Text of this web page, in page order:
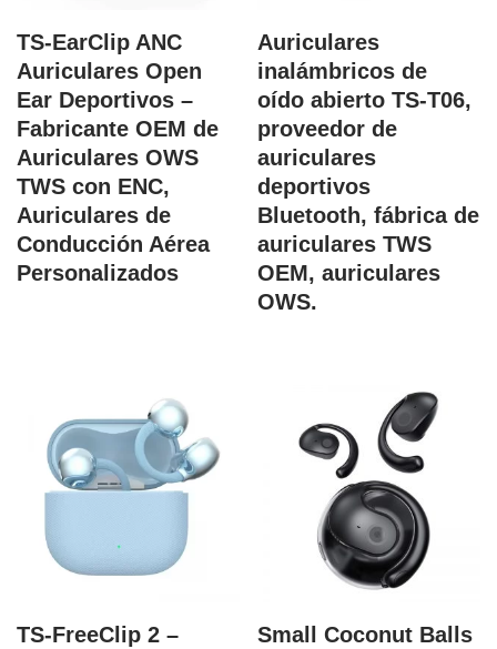
TS-EarClip ANC
Auriculares Open
Ear Deportivos –
Fabricante OEM de
Auriculares OWS
TWS con ENC,
Auriculares de
Conducción Aérea
Personalizados
Auriculares
inalámbricos de
oído abierto TS-T06,
proveedor de
auriculares
deportivos
Bluetooth, fábrica de
auriculares TWS
OEM, auriculares
OWS.
TS-FreeClip 2 –
Small Coconut Balls